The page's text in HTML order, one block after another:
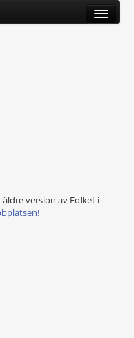
version av Folket i